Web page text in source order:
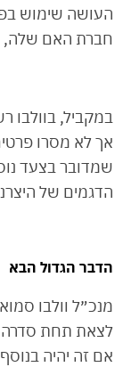
חברת האם שלה,
במקביל, בוולבו
אך לא מסרו
הדגמים של
הדבר הגדול הבא
מנכ״ל וולבו
אם זה יהיה